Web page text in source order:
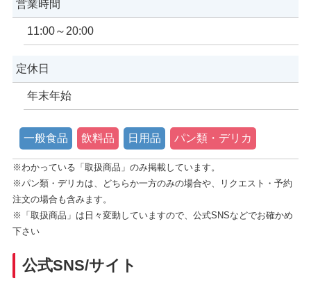
営業時間
11:00～20:00
定休日
年末年始
一般食品 飲料品 日用品 パン類・デリカ
※わかっている「取扱商品」のみ掲載しています。
※パン類・デリカは、どちらか一方のみの場合や、リクエスト・予約
注文の場合も含みます。
※「取扱商品」は日々変動していますので、公式SNSなどでお確かめ
下さい
公式SNS/サイト